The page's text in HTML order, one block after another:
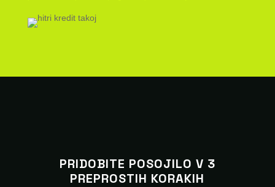
PRIDOBITE POSOJILO V 3
PREPROSTIH KORAKIH